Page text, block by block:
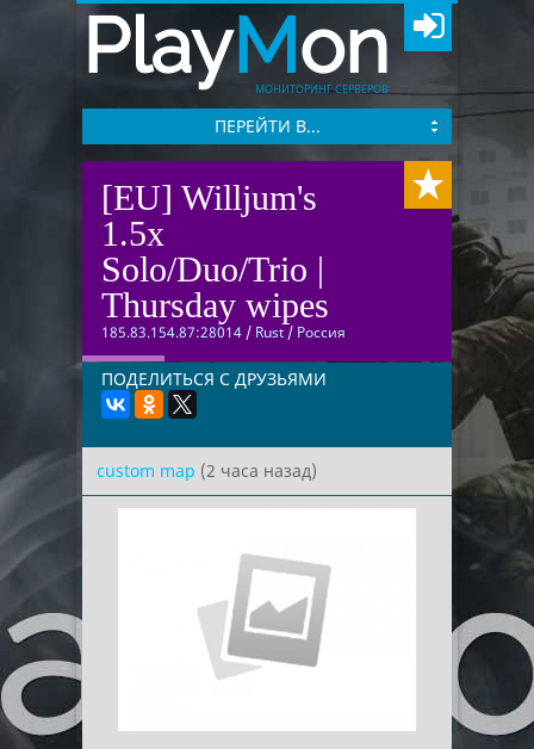
PlayMon
МОНИТОРИНГ СЕРВЕРОВ
ПЕРЕЙТИ В...
[EU] Willjum's
1.5x
Solo/Duo/Trio |
Thursday wipes
185.83.154.87:28014 / Rust / Россия
ПОДЕЛИТЬСЯ С ДРУЗЬЯМИ
custom map (2 часа назад)